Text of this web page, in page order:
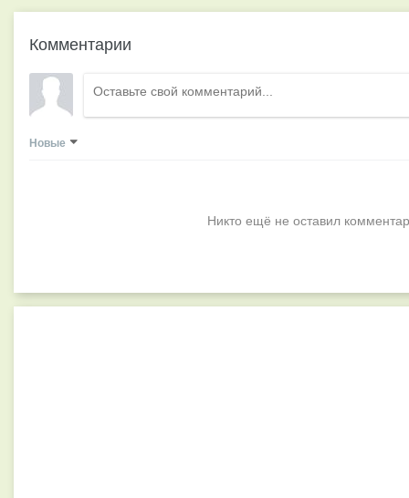
Комментарии
Новые
Никто ещё не оставил